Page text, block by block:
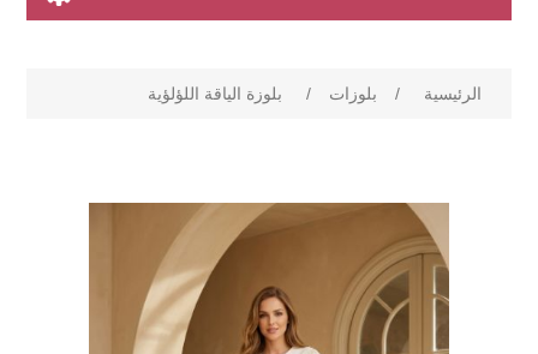
الرئيسية / بلوزات / بلوزة الياقة اللؤلؤية